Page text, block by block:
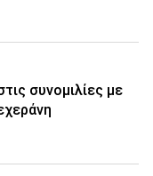
συνομιλίες με